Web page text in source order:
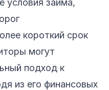
условия займа,
короткий срок
могут
подход к
из его финансовых